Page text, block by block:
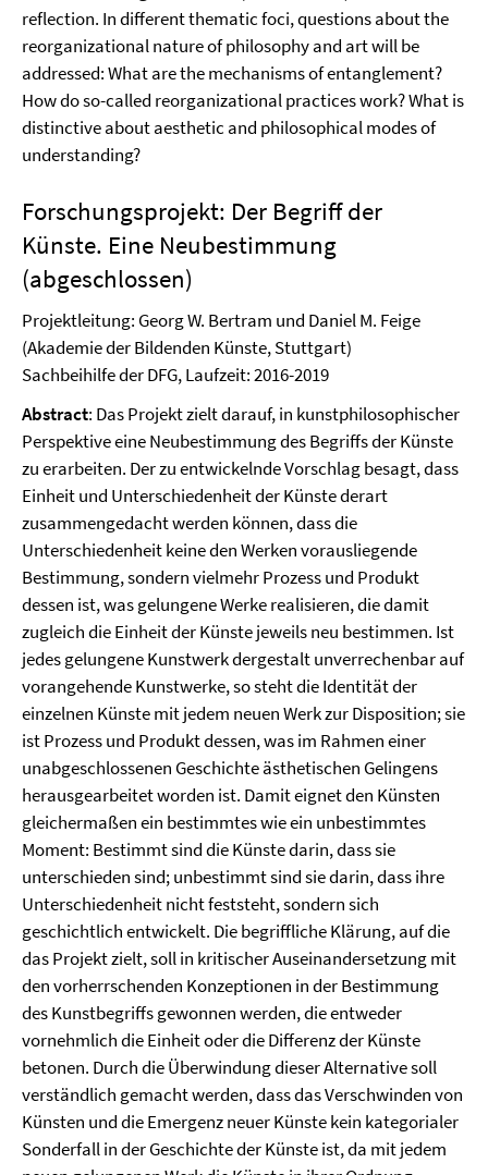
reflection. In different thematic foci, questions about the
reorganizational nature of philosophy and art will be
addressed: What are the mechanisms of entanglement?
How do so-called reorganizational practices work? What is
distinctive about aesthetic and philosophical modes of
understanding?
Forschungsprojekt: Der Begriff der
Künste. Eine Neubestimmung
(abgeschlossen)
Projektleitung: Georg W. Bertram und Daniel M. Feige
(Akademie der Bildenden Künste, Stuttgart)
Sachbeihilfe der DFG, Laufzeit: 2016-2019
Abstract: Das Projekt zielt darauf, in kunstphilosophischer
Perspektive eine Neubestimmung des Begriffs der Künste
zu erarbeiten. Der zu entwickelnde Vorschlag besagt, dass
Einheit und Unterschiedenheit der Künste derart
zusammengedacht werden können, dass die
Unterschiedenheit keine den Werken vorausliegende
Bestimmung, sondern vielmehr Prozess und Produkt
dessen ist, was gelungene Werke realisieren, die damit
zugleich die Einheit der Künste jeweils neu bestimmen. Ist
jedes gelungene Kunstwerk dergestalt unverrechenbar auf
vorangehende Kunstwerke, so steht die Identität der
einzelnen Künste mit jedem neuen Werk zur Disposition; sie
ist Prozess und Produkt dessen, was im Rahmen einer
unabgeschlossenen Geschichte ästhetischen Gelingens
herausgearbeitet worden ist. Damit eignet den Künsten
gleichermaßen ein bestimmtes wie ein unbestimmtes
Moment: Bestimmt sind die Künste darin, dass sie
unterschieden sind; unbestimmt sind sie darin, dass ihre
Unterschiedenheit nicht feststeht, sondern sich
geschichtlich entwickelt. Die begriffliche Klärung, auf die
das Projekt zielt, soll in kritischer Auseinandersetzung mit
den vorherrschenden Konzeptionen in der Bestimmung
des Kunstbegriffs gewonnen werden, die entweder
vornehmlich die Einheit oder die Differenz der Künste
betonen. Durch die Überwindung dieser Alternative soll
verständlich gemacht werden, dass das Verschwinden von
Künsten und die Emergenz neuer Künste kein kategorialer
Sonderfall in der Geschichte der Künste ist, da mit jedem